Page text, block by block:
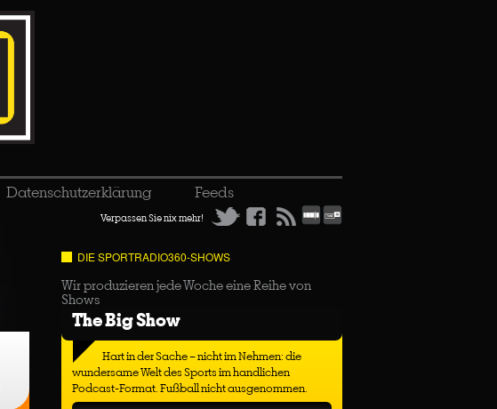
Datenschutzerklärung Feeds
Verpassen Sie nix mehr!
DIE SPORTRADIO360-SHOWS
Wir produzieren jede Woche eine Reihe von
Shows
The Big Show
Hart in der Sache – nicht im Nehmen: die
wundersame Welt des Sports im handlichen
Podcast-Format. Fußball nicht ausgenommen.